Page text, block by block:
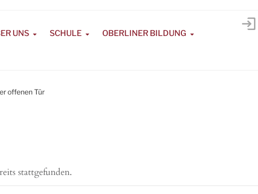
UNS SCHULE OBERLINER BILDUNG
offenen Tür
stattgefunden.